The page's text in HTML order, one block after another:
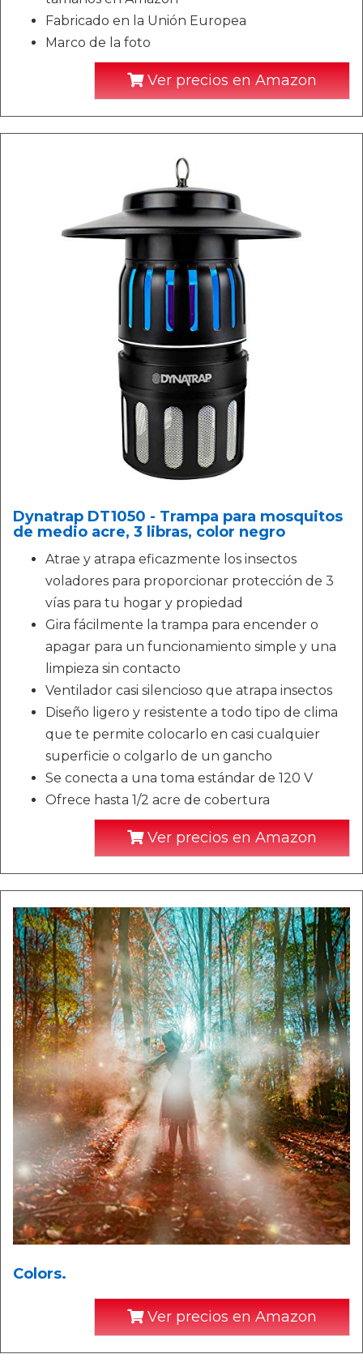
Fabricado en la Unión Europea
Marco de la foto
Ver precios en Amazon
Dynatrap DT1050 - Trampa para mosquitos
de medio acre, 3 libras, color negro
Atrae y atrapa eficazmente los insectos
voladores para proporcionar protección de 3
vías para tu hogar y propiedad
Gira fácilmente la trampa para encender o
apagar para un funcionamiento simple y una
limpieza sin contacto
Ventilador casi silencioso que atrapa insectos
Diseño ligero y resistente a todo tipo de clima
que te permite colocarlo en casi cualquier
superficie o colgarlo de un gancho
Se conecta a una toma estándar de 120 V
Ofrece hasta 1/2 acre de cobertura
Ver precios en Amazon
Colors.
Ver precios en Amazon